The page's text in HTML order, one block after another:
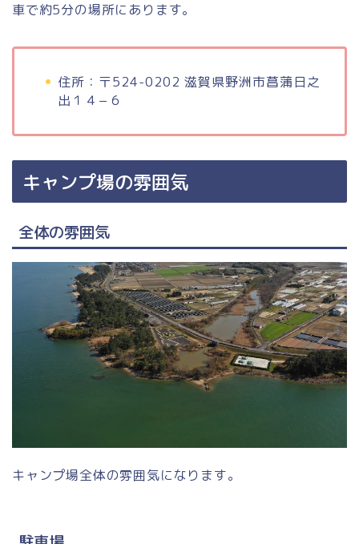
車で約5分の場所にあります。
住所：〒524-0202 滋賀県野洲市菖蒲日之
出１４−６
キャンプ場の雰囲気
全体の雰囲気
キャンプ場全体の雰囲気になります。